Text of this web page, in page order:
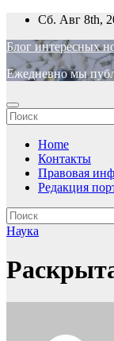
Перейти
содержимому
Сб. Авг 8th,
Блог интересных
Ежедневно мы
Home
Контакты
Правовая
Редакция
Наука